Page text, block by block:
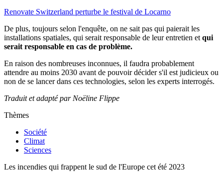
Renovate Switzerland perturbe le festival de Locarno
De plus, toujours selon l'enquête, on ne sait pas qui paierait les
installations spatiales, qui serait responsable de leur entretien et qui
serait responsable en cas de problème.
En raison des nombreuses inconnues, il faudra probablement
attendre au moins 2030 avant de pouvoir décider s'il est judicieux ou
non de se lancer dans ces technologies, selon les experts interrogés.
Traduit et adapté par Noëline Flippe
Thèmes
Société
Climat
Sciences
Les incendies qui frappent le sud de l'Europe cet été 2023